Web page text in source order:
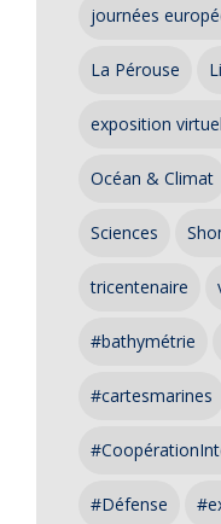
journées
La Pérouse
exposition
Océan & Climat
Sciences
tricentenaire
#bathymétrie
#cartesmarines
#Défense